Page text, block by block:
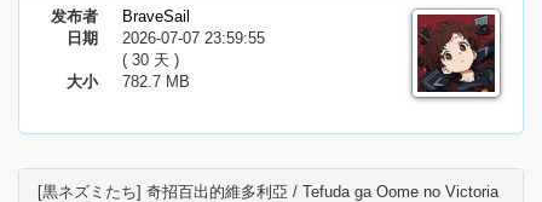
发布者
BraveSail
日期
2026-07-07 23:59:55
( 30 天 )
大小
782.7 MB
[黒ネズミたち] 奇招百出的維多利亞 / Tefuda ga Oome no Victoria